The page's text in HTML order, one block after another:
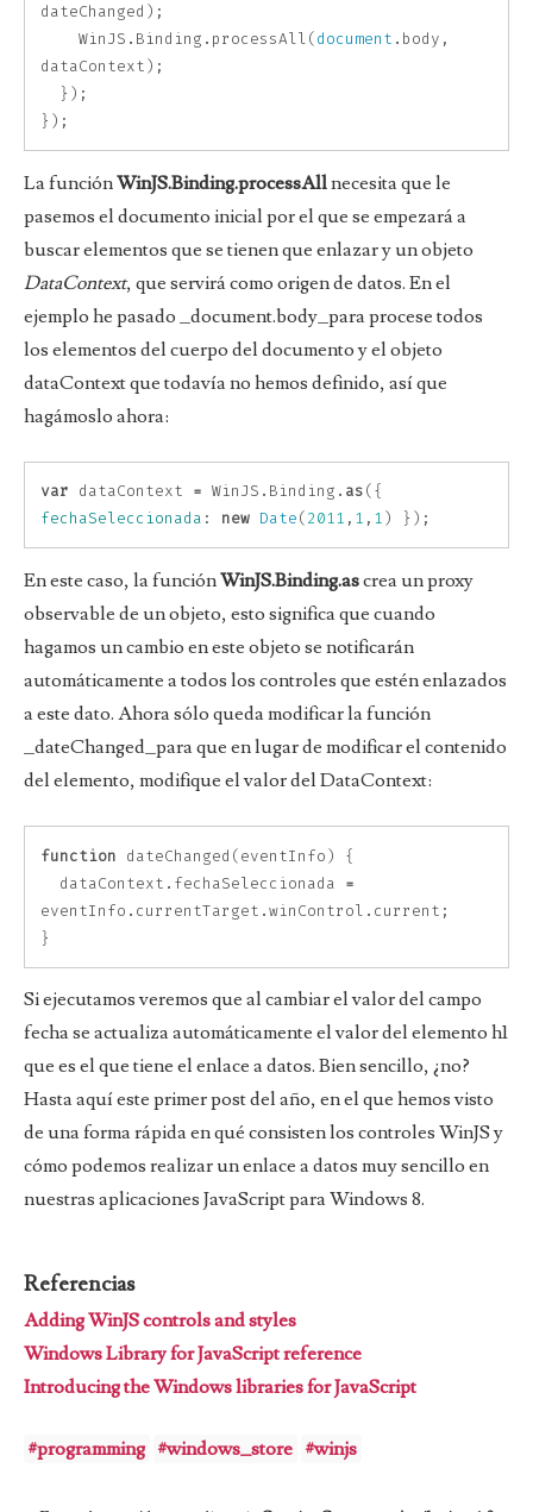
dateChanged );
WinJS . Binding . processAll(document . body ,
dataContext);
});
});
La funciónWinJS.Binding.processAllnecesita que le
pasemos el documento inicial por el que se empezará a
buscar elementos que se tienen que enlazar y un objeto
DataContext, que servirá como origen de datos. En el
ejemplo he pasado _document.body_para procese todos
los elementos del cuerpo del documento y el objeto
dataContext que todavía no hemos definido, así que
hagámoslo ahora:
var dataContext = WinJS . Binding . as({
fechaSeleccionada : new Date(2011 , 1 , 1) });
En este caso, la funciónWinJS.Binding.ascrea un proxy
observable de un objeto, esto significa que cuando
hagamos un cambio en este objeto se notificarán
automáticamente a todos los controles que estén enlazados
a este dato. Ahora sólo queda modificar la función
_dateChanged_para que en lugar de modificar el contenido
del elemento, modifique el valor del DataContext:
function dateChanged (eventInfo)
{
dataContext . fechaSeleccionada =
eventInfo . currentTarget .winControl . current ;
}
Si ejecutamos veremos que al cambiar el valor del campo
fecha se actualiza automáticamente el valor del elemento h1
que es el que tiene el enlace a datos. Bien sencillo, ¿no?
Hasta aquí este primer post del año, en el que hemos visto
de una forma rápida en qué consisten los controles WinJS y
cómo podemos realizar un enlace a datos muy sencillo en
nuestras aplicaciones JavaScript para Windows 8.
Referencias
Adding WinJS controls and styles
Windows Library for JavaScript reference
Introducing the Windows libraries for JavaScript
#programming #windows_store #winjs